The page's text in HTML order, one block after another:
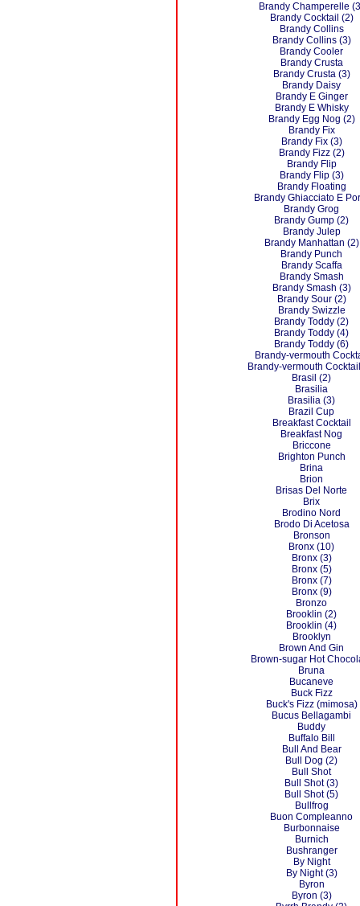
Brandy Champerelle
Brandy Cocktail (2)
Brandy Collins
Brandy Collins (3)
Brandy Cooler
Brandy Crusta
Brandy Crusta (3)
Brandy Daisy
Brandy E Ginger
Brandy E Whisky
Brandy Egg Nog (2)
Brandy Fix
Brandy Fix (3)
Brandy Fizz (2)
Brandy Flip
Brandy Flip (3)
Brandy Floating
Brandy Ghiacciato E
Brandy Grog
Brandy Gump (2)
Brandy Julep
Brandy Manhattan (2)
Brandy Punch
Brandy Scaffa
Brandy Smash
Brandy Smash (3)
Brandy Sour (2)
Brandy Swizzle
Brandy Toddy (2)
Brandy Toddy (4)
Brandy Toddy (6)
Brandy-vermouth
Brandy-vermouth
Brasil (2)
Brasilia
Brasilia (3)
Brazil Cup
Breakfast Cocktail
Breakfast Nog
Briccone
Brighton Punch
Brina
Brion
Brisas Del Norte
Brix
Brodino Nord
Brodo Di Acetosa
Bronson
Bronx (10)
Bronx (3)
Bronx (5)
Bronx (7)
Bronx (9)
Bronzo
Brooklin (2)
Brooklin (4)
Brooklyn
Brown And Gin
Brown-sugar Hot
Bruna
Bucaneve
Buck Fizz
Buck's Fizz (mimosa)
Bucus Bellagambi
Buddy
Buffalo Bill
Bull And Bear
Bull Dog (2)
Bull Shot
Bull Shot (3)
Bull Shot (5)
Bullfrog
Buon Compleanno
Burbonnaise
Burnich
Bushranger
By Night
By Night (3)
Byron
Byron (3)